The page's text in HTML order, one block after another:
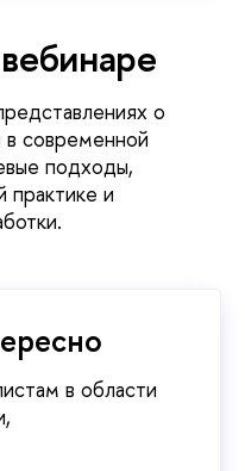
о
в современной
подходы,
практике и
в области